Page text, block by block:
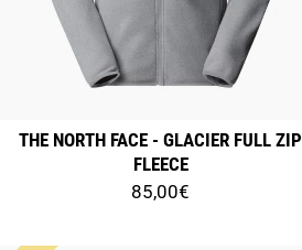
THE NORTH FACE - GLACIER FULL ZIP
FLEECE
85,00€